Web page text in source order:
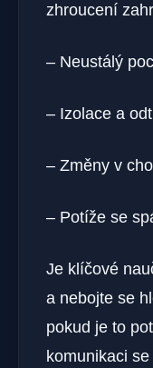
zhroucení
– Neustálý
– Izolace a
– Změny v⁣
– ‍Potíže se
Je klíčové
a nebojte se
pokud je⁤ to
komunikaci